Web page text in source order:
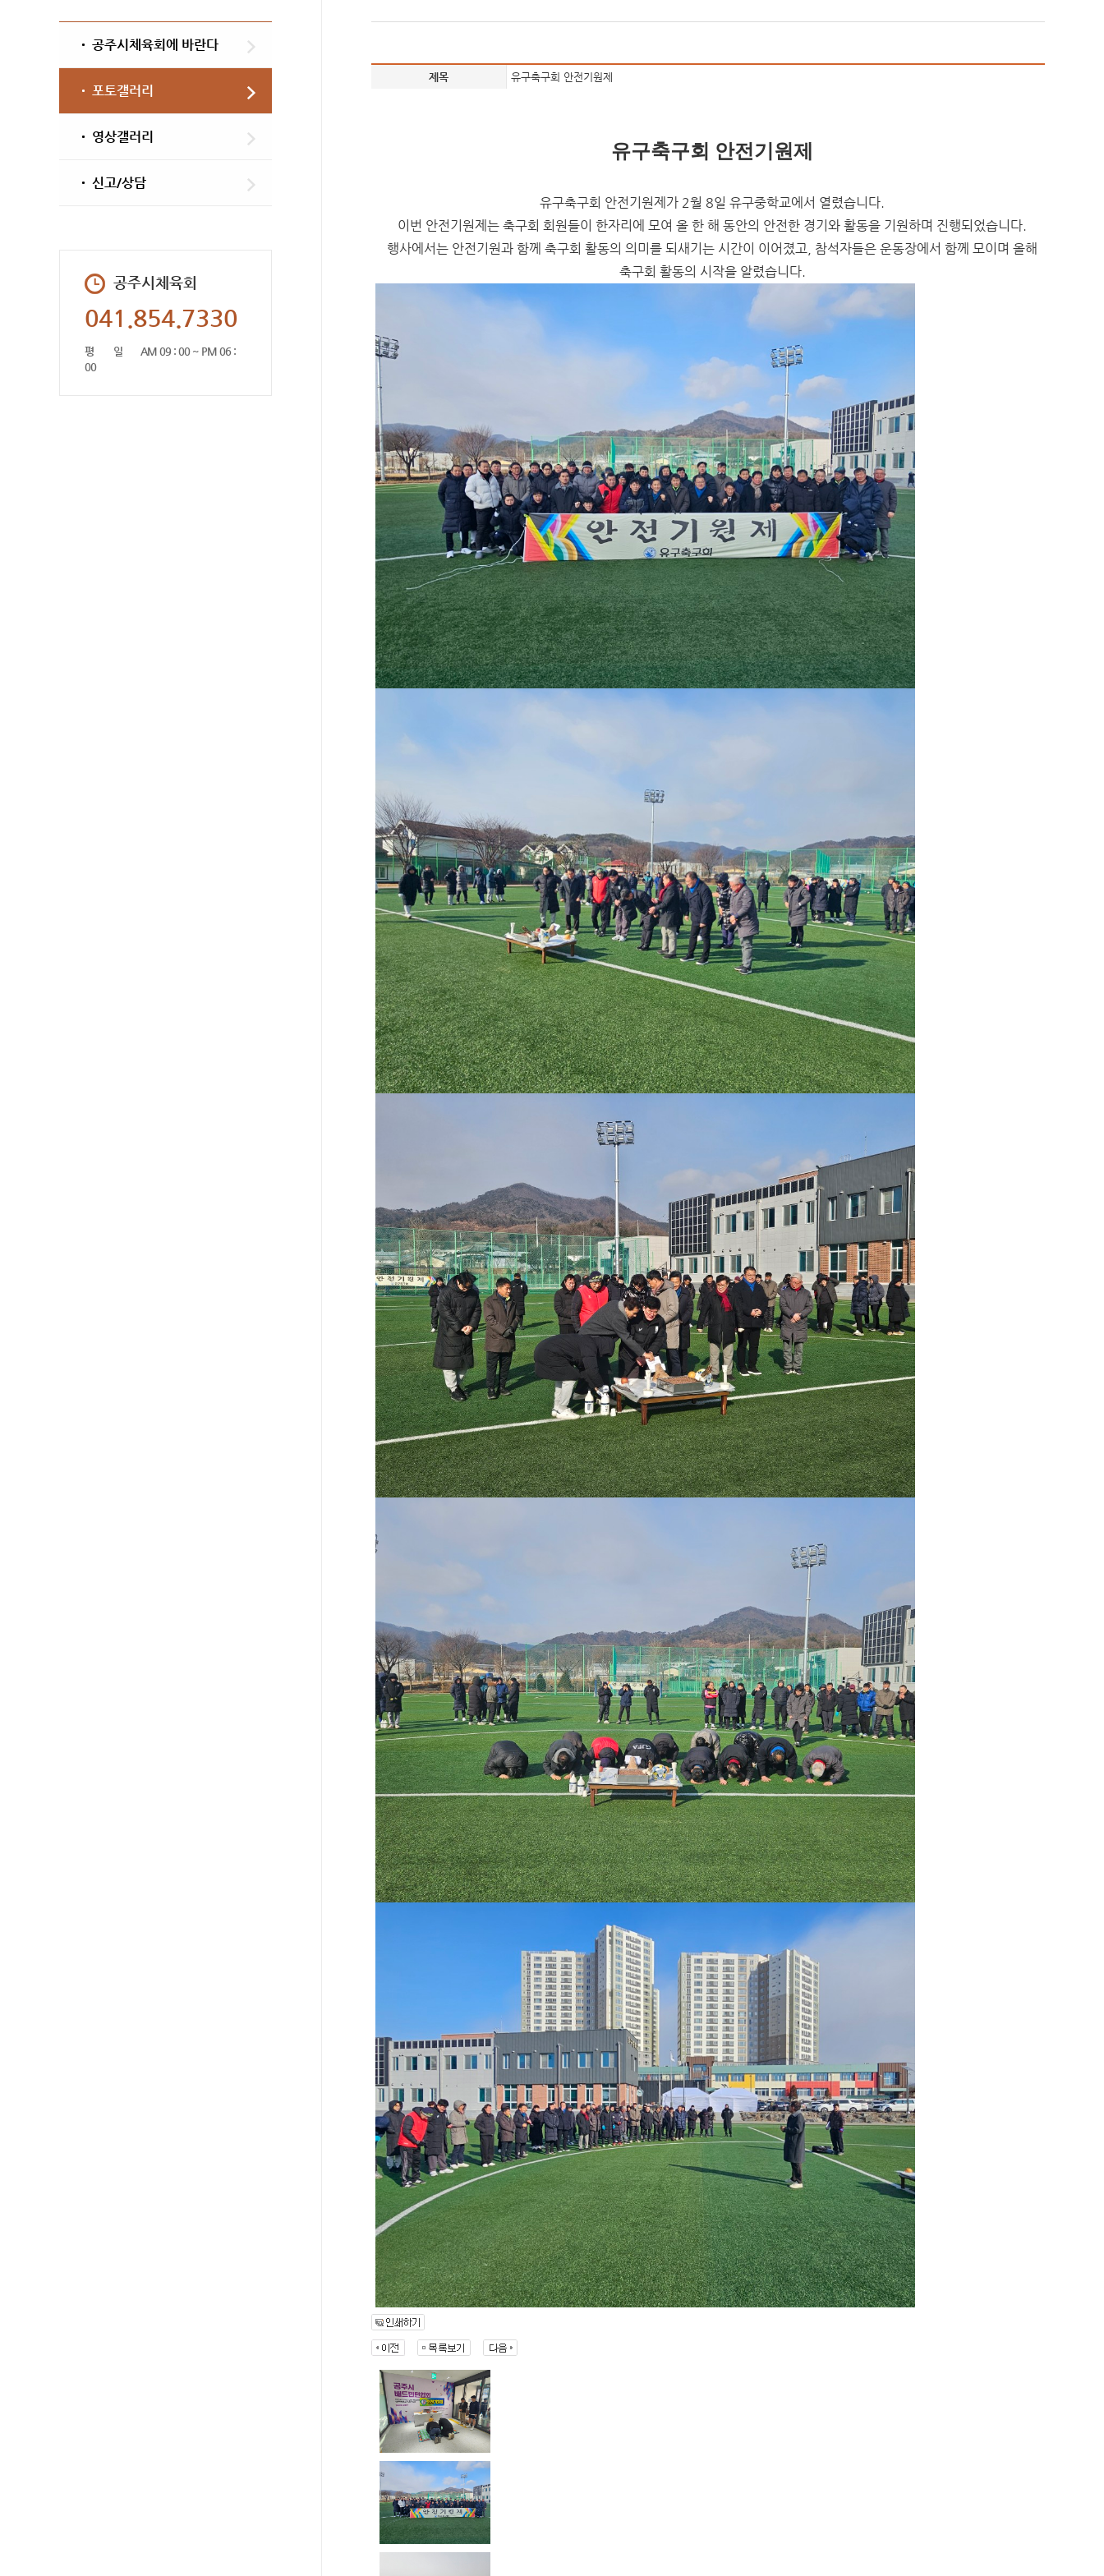
공주시체육회에 바란다
포토갤러리
영상갤러리
신고/상담
공주시체육회
041.854.7330
평 일
AM 09 : 00 ~ PM 06 :
00
제목 유구축구회 안전기원제
유구축구회 안전기원제
유구축구회 안전기원제가 2월 8일 유구중학교에서 열렸습니다.
이번 안전기원제는 축구회 회원들이 한자리에 모여 올 한 해 동안의 안전한 경기와 활동을 기원하며 진행되었습니다.
행사에서는 안전기원과 함께 축구회 활동의 의미를 되새기는 시간이 이어졌고, 참석자들은 운동장에서 함께 모이며 올해
축구회 활동의 시작을 알렸습니다.